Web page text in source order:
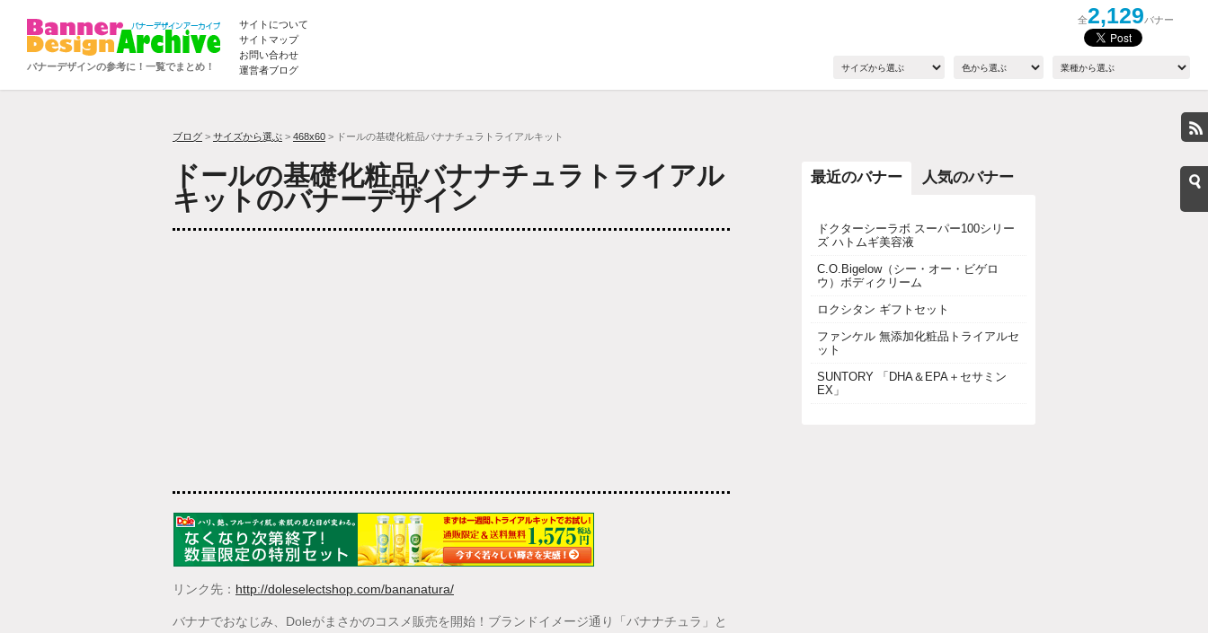
バナーデザインの参考に！一覧でまとめ！
サイトについて
サイトマップ
お問い合わせ
運営者ブログ
全2,129バナー
ブログ > サイズから選ぶ > 468x60 > ドールの基礎化粧品バナナチュラトライアルキット
ドールの基礎化粧品バナナチュラトライアル
キットのバナーデザイン
リンク先： http://doleselectshop.com/bananatura/
バナナでおなじみ、Doleがまさかのコスメ販売を開始！ブランドイメージ通り「バナナチュラ」と
最近のバナー 人気のバナー
ドクターシーラボ スーパー100シリー
ズ ハトムギ美容液
C.O.Bigelow（シー・オー・ビゲロ
ウ）ボディクリーム
ロクシタン ギフトセット
ファンケル 無添加化粧品トライアルセ
ット
SUNTORY 「DHA＆EPA＋セサミン
EX」